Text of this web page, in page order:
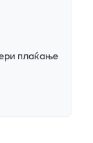
плаќање